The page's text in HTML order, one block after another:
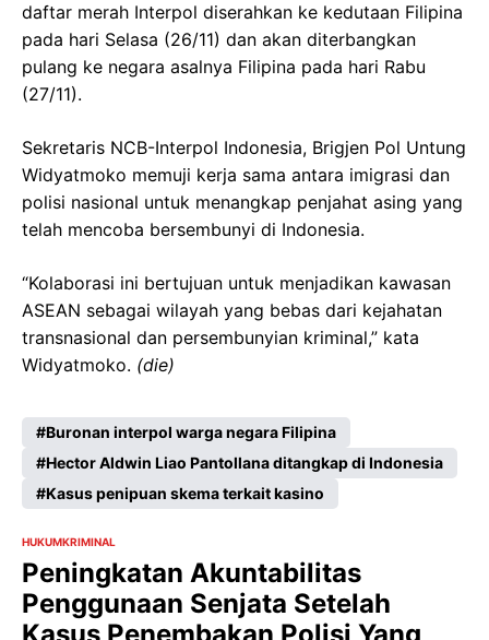
daftar merah Interpol diserahkan ke kedutaan Filipina
pada hari Selasa (26/11) dan akan diterbangkan
pulang ke negara asalnya Filipina pada hari Rabu
(27/11).
Sekretaris NCB-Interpol Indonesia, Brigjen Pol Untung
Widyatmoko memuji kerja sama antara imigrasi dan
polisi nasional untuk menangkap penjahat asing yang
telah mencoba bersembunyi di Indonesia.
“Kolaborasi ini bertujuan untuk menjadikan kawasan
ASEAN sebagai wilayah yang bebas dari kejahatan
transnasional dan persembunyian kriminal,” kata
Widyatmoko. (die)
Buronan interpol warga negara Filipina
Hector Aldwin Liao Pantollana ditangkap di Indonesia
Kasus penipuan skema terkait kasino
HUKUMKRIMINAL
Peningkatan Akuntabilitas
Penggunaan Senjata Setelah